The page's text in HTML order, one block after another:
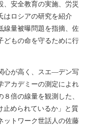
、安全教育の実施、労災
はロシアの研究を紹介
線量被曝問題を指摘、佐
どもの命を守るために行
心が高く、スエ—デン写
アカデミーの測定によれ
倍の線量を観測した、
止められているか」と質
ットワーク世話人の佐藤